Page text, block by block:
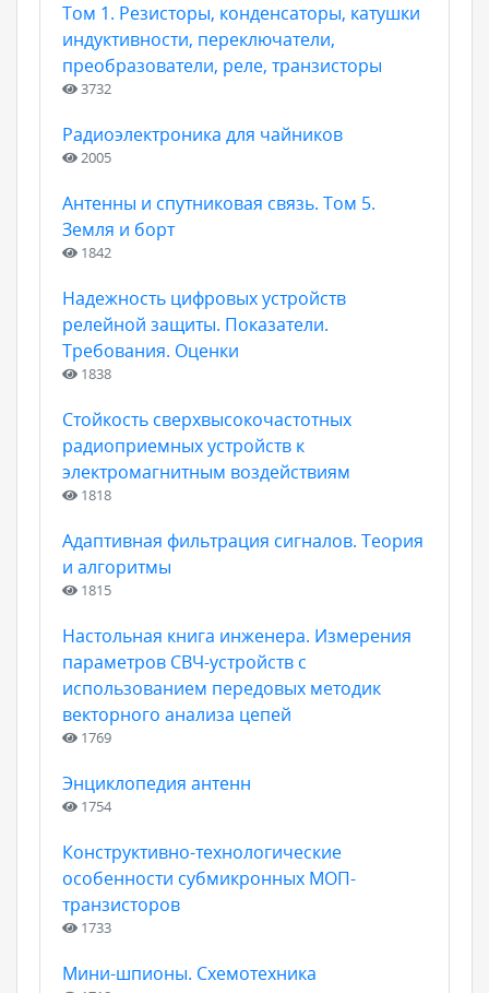
Том 1. Резисторы, конденсаторы, катушки
индуктивности, переключатели,
преобразователи, реле, транзисторы
3732
Радиоэлектроника для чайников
2005
Антенны и спутниковая связь. Том 5.
Земля и борт
1842
Надежность цифровых устройств
релейной защиты. Показатели.
Требования. Оценки
1838
Стойкость сверхвысокочастотных
радиоприемных устройств к
электромагнитным воздействиям
1818
Адаптивная фильтрация сигналов. Теория
и алгоритмы
1815
Настольная книга инженера. Измерения
параметров СВЧ-устройств с
использованием передовых методик
векторного анализа цепей
1769
Энциклопедия антенн
1754
Конструктивно-технологические
особенности субмикронных МОП-
транзисторов
1733
Мини-шпионы. Схемотехника